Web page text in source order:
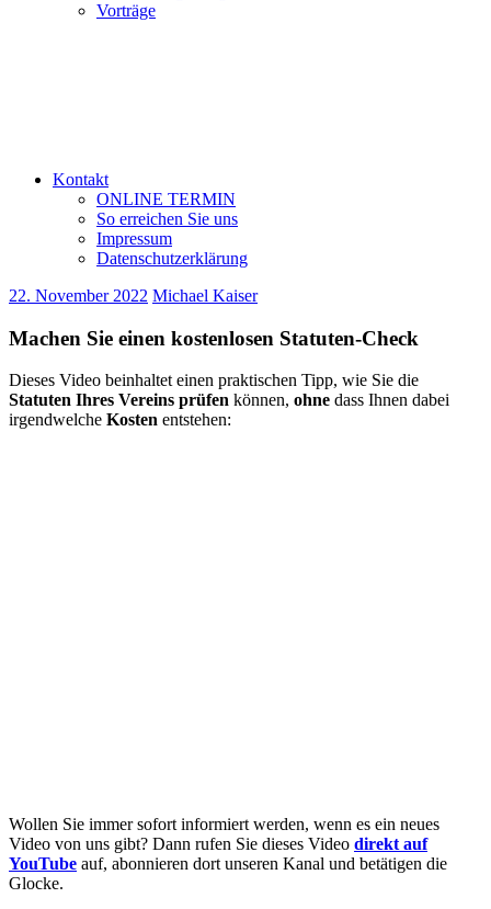
Vorträge
Kontakt
ONLINE TERMIN
So erreichen Sie uns
Impressum
Datenschutzerklärung
22. November 2022 Michael Kaiser
Machen Sie einen kostenlosen Statuten-Check
Dieses Video beinhaltet einen praktischen Tipp, wie Sie die
Statuten Ihres Vereins prüfen können, ohne dass Ihnen dabei
irgendwelche Kosten entstehen:
Wollen Sie immer sofort informiert werden, wenn es ein neues
Video von uns gibt? Dann rufen Sie dieses Video direkt auf
YouTube auf, abonnieren dort unseren Kanal und betätigen die
Glocke.